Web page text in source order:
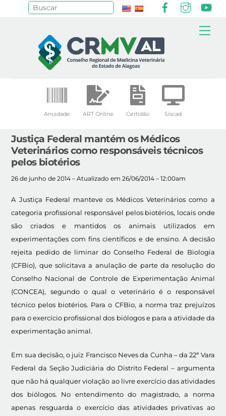
Anuidade ART Online Certidão Siscad
Justiça Federal mantém os Médicos
Veterinários como responsáveis técnicos
pelos biotérios
26 de junho de 2014 – Atualizado em 26/06/2014 – 12:00am
A Justiça Federal manteve os Médicos Veterinários como a
categoria profissional responsável pelos biotérios, locais onde
são criados e mantidos os animais utilizados em
experimentações com fins científicos e de ensino. A decisão
rejeita pedido de liminar do Conselho Federal de Biologia
(CFBio), que solicitava a anulação de parte da resolução do
Conselho Nacional de Controle de Experimentação Animal
(CONCEA), segundo o qual o veterinário é o responsável
técnico pelos biotérios. Para o CFBio, a norma traz prejuízos
para o exercício profissional dos biólogos e para a atividade da
experimentação animal.
Em sua decisão, o juiz Francisco Neves da Cunha – da 22ª Vara
Federal da Seção Judiciária do Distrito Federal – argumenta
que não há qualquer violação ao livre exercício das atividades
dos biólogos. No entendimento do magistrado, a norma
apenas resguarda o exercício das atividades privativas ao